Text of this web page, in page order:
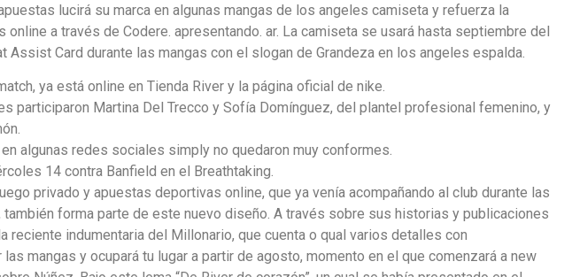
lucirá su marca en algunas mangas de los angeles camiseta y refuerza la
a través de Codere. apresentando. ar. La camiseta se usará hasta septiembre del
Assist Card durante las mangas con el slogan de Grandeza en los angeles espalda.
ya está online en Tienda River y la página oficial de nike.
participaron Martina Del Trecco y Sofía Domínguez, del plantel profesional femenino, y
algunas redes sociales simply no quedaron muy conformes.
14 contra Banfield en el Breathtaking.
privado y apuestas deportivas online, que ya venía acompañando al club durante las
forma parte de este nuevo diseño. A través sobre sus historias y publicaciones
reciente indumentaria del Millonario, que cuenta o qual varios detalles con
mangas y ocupará tu lugar a partir de agosto, momento en el que comenzará a new